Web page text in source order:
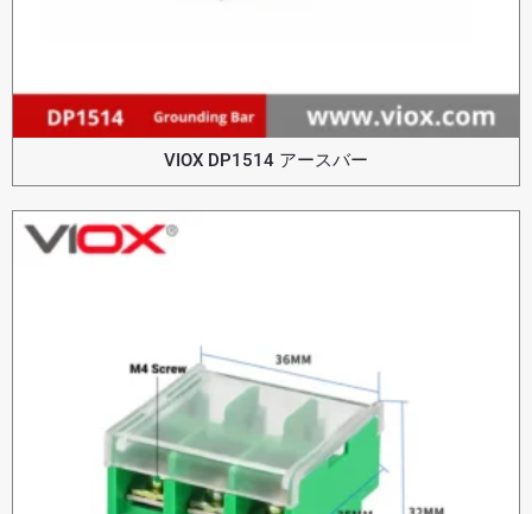
VIOX DP1514 アースバー